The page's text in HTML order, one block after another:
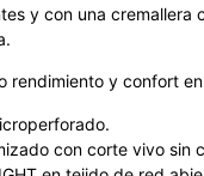
y con una cremallera
rendimiento y confort
con corte vivo sin